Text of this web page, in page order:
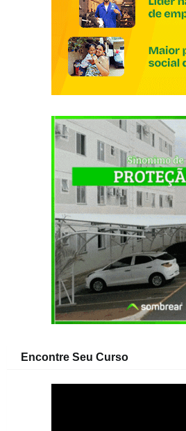
Encontre Seu Curso